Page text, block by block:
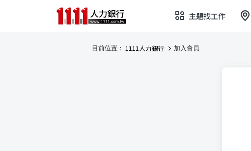
主題找工作
目前位置： 1111人力銀行 加入會員